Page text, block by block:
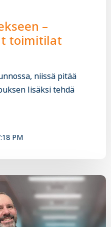
–
toimitilat
niissä pitää
lisäksi tehdä
PM